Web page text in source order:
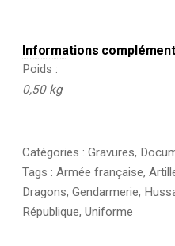
Informations
Poids
0,50 kg
Catégories : Gravures,
Tags : Armée française,
Dragons, Gendarmerie,
République, Uniforme